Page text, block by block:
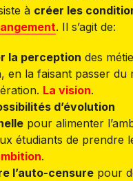
à créer les
. Il s’agit de:
la perception des
en la faisant passer du
La vision.
d’évolution
pour alimenter
étudiants de prendre
.
l’auto-censure pour